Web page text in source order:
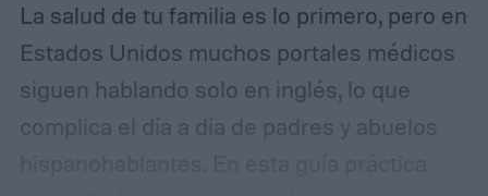
La salud de tu familia es lo primero, pero en
Estados Unidos muchos portales médicos
siguen hablando solo en inglés, lo que
complica el día a día de padres y abuelos